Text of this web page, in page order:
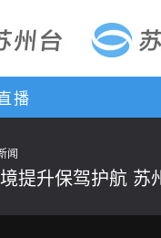
播
闻
提升保驾护航